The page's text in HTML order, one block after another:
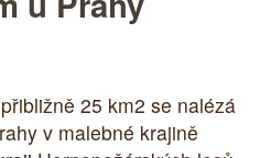
25 km2 se nalézá
v malebné krajině